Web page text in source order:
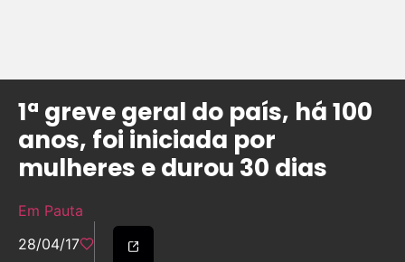
1ª greve geral do país, há 100
anos, foi iniciada por
mulheres e durou 30 dias
Em Pauta
28/04/17